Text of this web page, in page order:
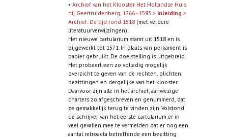
• Archief van het Klooster Het Hollandse Huis
bij Geertruidenberg, 1266 - 1593 > Inleiding >
Archief: De tijd rond 1518(met verdere
literatuurverwijzingen):
Het nieuwe cartularium stamt uit 1518 en is
bijgewerkt tot 1571. In plaats van perkament is
papier gebruikt. De doelstelling is uitgebreid.
Het probeert een zo volledig mogelijk
overzicht te geven van de rechten, plichten,
bezittingen en dergelijke van het klooster.
Daarvoor zijn alle in het archief, aanwezige
charters zo afgeschreven en genummerd, dat
ze gemakkelijk terug te vinden zijn. Volstond
de schrijver van het eerste cartularium er in
veel gevallen mee te vermelden dat er nog een
aantal retroacta betreffende een bezitting